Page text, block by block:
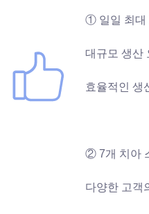
① 일일 최대
대규모 생산
효율적인 생
② 7개 치아
다양한 고객